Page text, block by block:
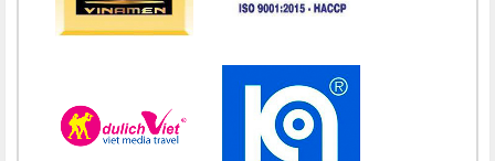
Chúc mừng bổn mạng Chị Maria Lai Thị Lan Anh 15/08
Chúc mừng bổn mạng Chị Maria Nguyễn Thị Thuận 15/08
Chúc mừng bổn mạng Chị Maria Đỗ Thị Nguyệt 15/08